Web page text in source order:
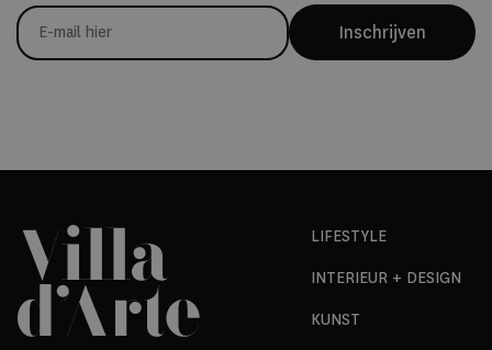
Inschrijven
LIFESTYLE
INTERIEUR + DESIGN
KUNST